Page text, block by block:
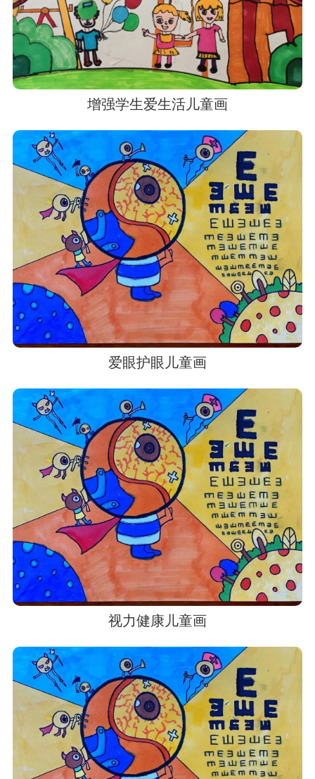
增强学生爱生活儿童画
爱眼护眼儿童画
视力健康儿童画